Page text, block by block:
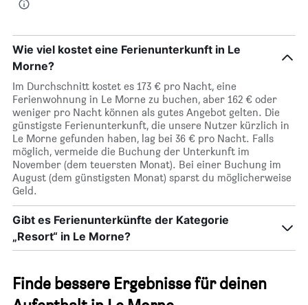
Wie viel kostet eine Ferienunterkunft in Le
Morne?
Im Durchschnitt kostet es 173 € pro Nacht, eine
Ferienwohnung in Le Morne zu buchen, aber 162 € oder
weniger pro Nacht können als gutes Angebot gelten. Die
günstigste Ferienunterkunft, die unsere Nutzer kürzlich in
Le Morne gefunden haben, lag bei 36 € pro Nacht. Falls
möglich, vermeide die Buchung der Unterkunft im
November (dem teuersten Monat). Bei einer Buchung im
August (dem günstigsten Monat) sparst du möglicherweise
Geld.
Gibt es Ferienunterkünfte der Kategorie
„Resort“ in Le Morne?
Finde bessere Ergebnisse für deinen